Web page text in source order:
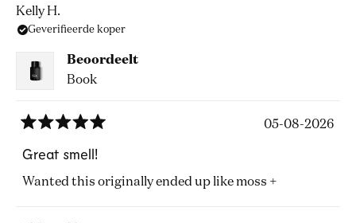
Kelly H.
Geverifieerde koper
Beoordeelt
Book
met
5
van
de
05-08-2026
Great smell!
Wanted this originally ended up like moss +